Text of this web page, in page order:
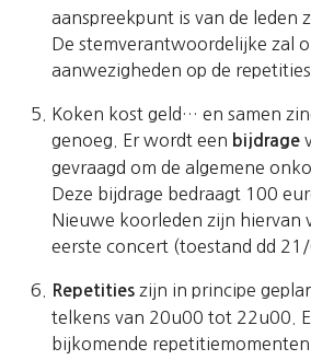
aanspreekpunt is van de leden
De stemverantwoordelijke zal
aanwezigheden op de
Koken kost geld… en samen
genoeg. Er wordt een bijdrage
gevraagd om de algemene
Deze bijdrage bedraagt 100
Nieuwe koorleden zijn hiervan
eerste concert (toestand dd
Repetities zijn in principe
telkens van 20u00 tot 22u00.
bijkomende